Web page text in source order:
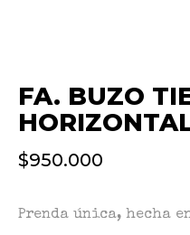
FA. BUZO
$950.000
Prenda única, hecha